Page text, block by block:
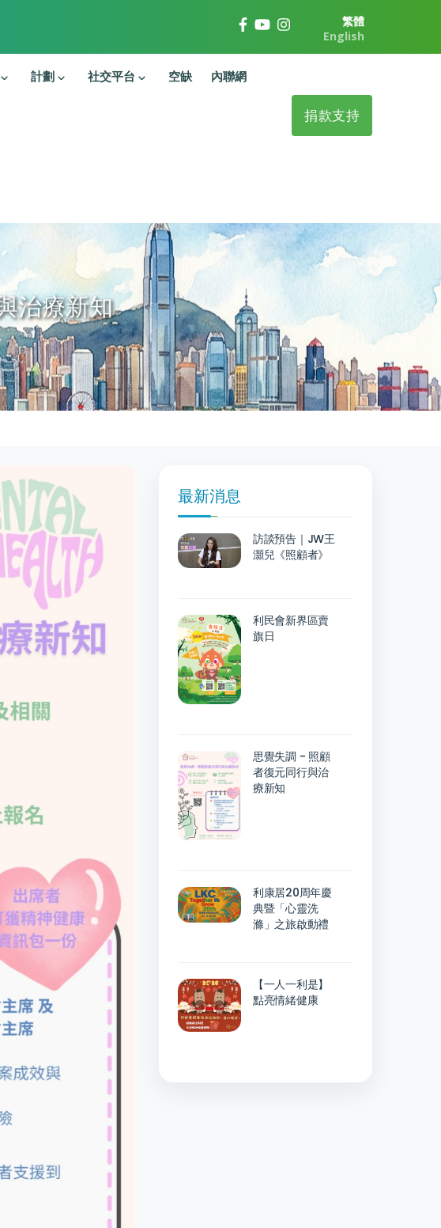
繁體
English
計劃 社交平台 空缺 內聯網
捐款支持
治療新知
最新消息
訪談預告｜JW王
灝兒《照顧者》
利民會新界區賣
旗日
思覺失調 - 照顧
者復元同行與治
療新知
利康居20周年慶
典暨「心靈洗
滌」之旅啟動禮
【一人一利是】
點亮情緒健康